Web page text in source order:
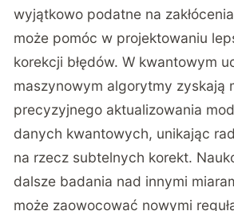
wyjątkowo podatne na
może pomóc w projektowaniu
korekcji błędów. W kwantowym
maszynowym algorytmy zyskają
precyzyjnego aktualizowania
danych kwantowych, unikając
na rzecz subtelnych korekt.
dalsze badania nad innymi
może zaowocować nowymi